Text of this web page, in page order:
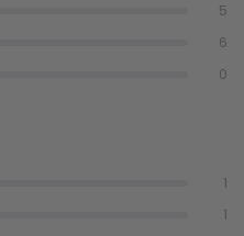
5
6
0
1
1